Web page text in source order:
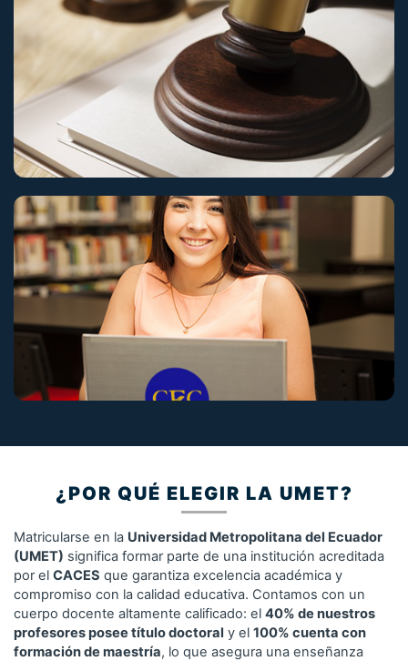
¿POR QUÉ ELEGIR LA UMET?
Matricularse en la Universidad Metropolitana del Ecuador
(UMET) significa formar parte de una institución acreditada
por el CACES que garantiza excelencia académica y
compromiso con la calidad educativa. Contamos con un
cuerpo docente altamente calificado: el 40% de nuestros
profesores posee título doctoral y el 100% cuenta con
formación de maestría, lo que asegura una enseñanza